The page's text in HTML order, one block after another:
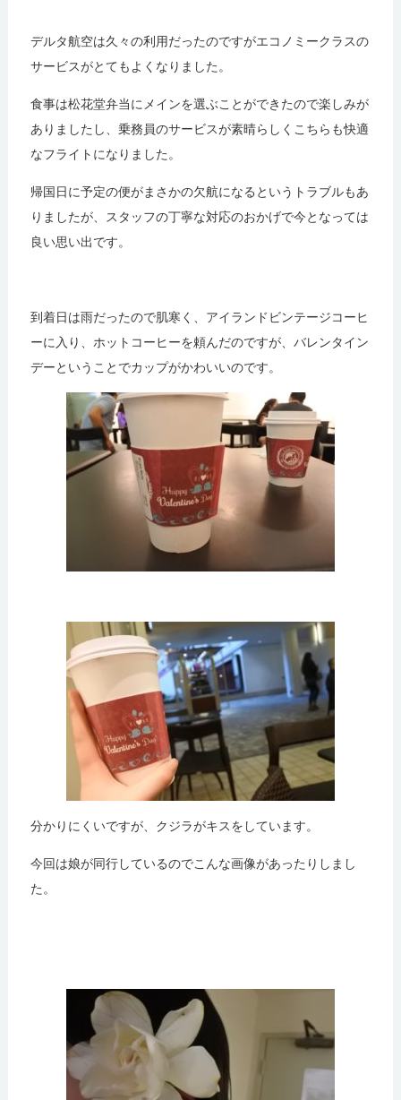
デルタ航空は久々の利用だったのですがエコノミークラスの
サービスがとてもよくなりました。
食事は松花堂弁当にメインを選ぶことができたので楽しみが
ありましたし、乗務員のサービスが素晴らしくこちらも快適
なフライトになりました。
帰国日に予定の便がまさかの欠航になるというトラブルもあ
りましたが、スタッフの丁寧な対応のおかげで今となっては
良い思い出です。
到着日は雨だったので肌寒く、アイランドビンテージコーヒ
ーに入り、ホットコーヒーを頼んだのですが、バレンタイン
デーということでカップがかわいいのです。
分かりにくいですが、クジラがキスをしています。
今回は娘が同行しているのでこんな画像があったりしまし
た。